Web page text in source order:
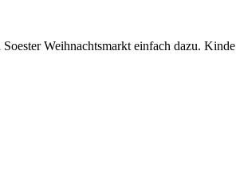
Weihnachtsmarkt einfach dazu. Kinde